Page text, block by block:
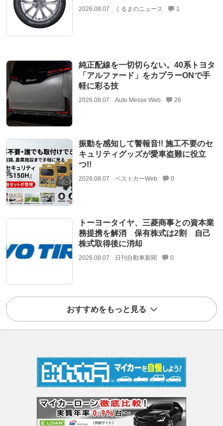
2026.08.07 くるまのニュース 1
純正配線を一切切らない。40系トヨタ
「アルファード」をカプラーONで手
軽に彩る技
2026.08.07 Auto Messe Web 26
振動を感知して警報音!! 施工不要のセ
キュリティグッズが愛車盗難に役立
つ!!
2026.08.07 ベストカーWeb 0
トーヨータイヤ、三菱商事との資本業
務提携を解消 保有株式は2割 自己
株式取得後に消却
2026.08.07 日刊自動車新聞 0
おすすめをもっと見る